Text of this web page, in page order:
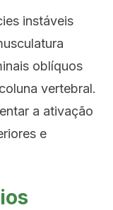
instáveis
oblíquos
vertebral.
a ativação
e